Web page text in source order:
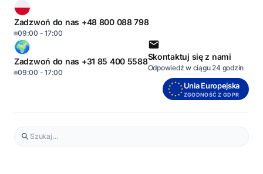
Zadzwoń do nas +48 800 088 798
09:00 - 17:00
Zadzwoń do nas +31 85 400 5588
09:00 - 17:00
Skontaktuj się z nami
Odpowiedź w ciągu 24 godzin
Unia Europejska
ZGODNOŚĆ Z GDPR